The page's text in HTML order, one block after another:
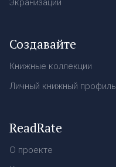
Создавайте
Книжные коллекции
Личный книжный профиль
ReadRate
О проекте